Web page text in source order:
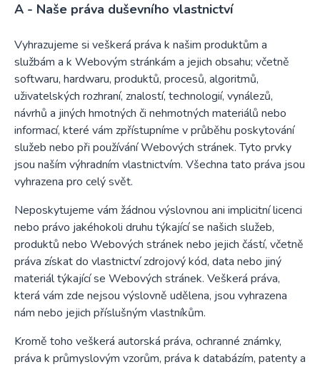
A - Naše práva duševního vlastnictví
Vyhrazujeme si veškerá práva k našim produktům a
službám a k Webovým stránkám a jejich obsahu; včetně
softwaru, hardwaru, produktů, procesů, algoritmů,
uživatelských rozhraní, znalostí, technologií, vynálezů,
návrhů a jiných hmotných či nehmotných materiálů nebo
informací, které vám zpřístupníme v průběhu poskytování
služeb nebo při používání Webových stránek. Tyto prvky
jsou naším výhradním vlastnictvím. Všechna tato práva jsou
vyhrazena pro celý svět.
Neposkytujeme vám žádnou výslovnou ani implicitní licenci
nebo právo jakéhokoli druhu týkající se našich služeb,
produktů nebo Webových stránek nebo jejich částí, včetně
práva získat do vlastnictví zdrojový kód, data nebo jiný
materiál týkající se Webových stránek. Veškerá práva,
která vám zde nejsou výslovně udělena, jsou vyhrazena
nám nebo jejich příslušným vlastníkům.
Kromě toho veškerá autorská práva, ochranné známky,
práva k průmyslovým vzorům, práva k databázím, patenty a